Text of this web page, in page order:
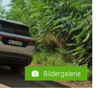
Bildergalerie